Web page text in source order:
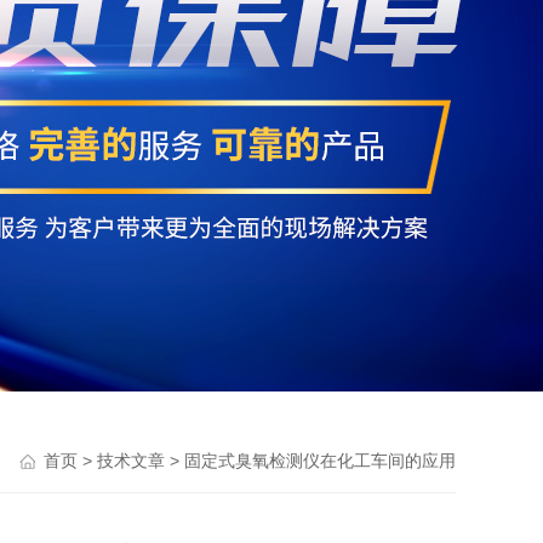
首页 > 技术文章 > 固定式臭氧检测仪在化工车间的应用